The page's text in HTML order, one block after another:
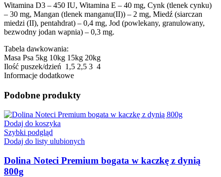
Witamina D3 – 450 IU, Witamina E – 40 mg, Cynk (tlenek cynku)
– 30 mg, Mangan (tlenek manganu(II)) – 2 mg, Miedź (siarczan
miedzi (II), pentahdrat) – 0,4 mg, Jod (powlekany, granulowany,
bezwodny jodan wapnia) – 0,3 mg.
Tabela dawkowania:
Masa Psa 5kg 10kg 15kg 20kg
Ilość puszek/dzień 1,5 2,5 3 4
Informacje dodatkowe
Podobne produkty
Dodaj do koszyka
Szybki podgląd
Dodaj do listy ulubionych
Dolina Noteci Premium bogata w kaczkę z dynią
800g